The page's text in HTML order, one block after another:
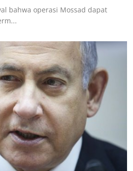
bahwa operasi Mossad dapat